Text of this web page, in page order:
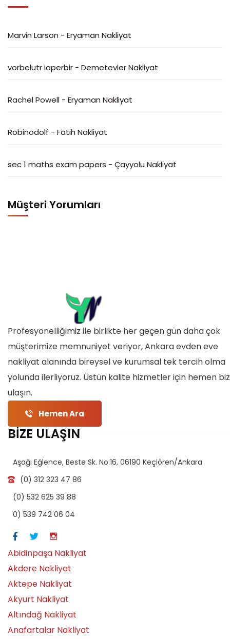
Marvin Larson - Eryaman Nakliyat
vorbelutr ioperbir - Demetevler Nakliyat
Rachel Powell - Eryaman Nakliyat
Robinodolf - Fatih Nakliyat
sec 1 maths exam papers - Çayyolu Nakliyat
Müşteri Yorumları
Profesyonelliğimiz ile birlikte her geçen gün daha çok
müşterimize memnuniyet veriyor, Ankara evden eve
nakliyat alanında bireysel ve kurumsal tek tercih olma
yolunda ilerliyoruz. Üstün kalite hizmetler için hemen
ulaşın.
Hemen Ara
BİZE ULAŞIN
Aşağı Eğlence, Beste Sk. No:16, 06190 Keçiören/Ankara
(0) 312 323 47 86
(0) 532 625 39 88
0) 539 742 06 04
Abidinpaşa Nakliyat
Akdere Nakliyat
Aktepe Nakliyat
Akyurt Nakliyat
Altındağ Nakliyat
Anafartalar Nakliyat